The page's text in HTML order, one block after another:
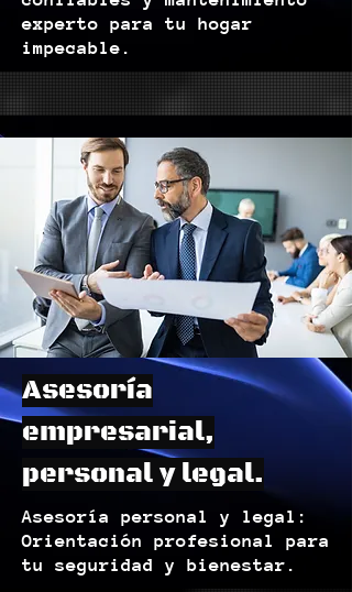
experto para tu hogar
impecable.
Asesoría
empresarial,
personal y legal.
Asesoría personal y legal:
Orientación profesional para
tu seguridad y bienestar.